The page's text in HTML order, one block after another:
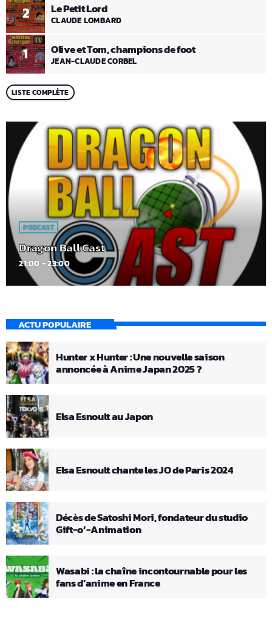
1 Olive et Tom, champions de foot
JEAN-CLAUDE CORBEL
2 Le Petit Lord
CLAUDE LOMBARD
LISTE COMPLÈTE
PODCAST
Dragon Ball Cast
21:00 - 23:00
ACTU POPULAIRE
Hunter x Hunter : Une nouvelle saison
annoncée à Anime Japan 2025 ?
Elsa Esnoult au Japon
Elsa Esnoult chante les JO de Paris 2024
Décès de Satoshi Mori, fondateur du studio
Gift-o’-Animation
Wasabi : la chaîne incontournable pour les
fans d’anime en France